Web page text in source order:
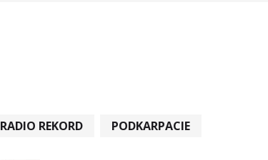
RADIO REKORD
PODKARPACIE